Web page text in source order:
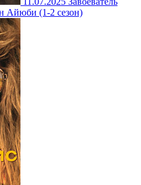
Айюби (1-2 сезон)